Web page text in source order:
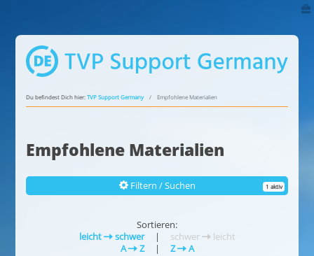
Du befindest Dich hier:TVP Support Germany Empfohlene Materialien
Empfohlene Materialien
Filtern / Suchen 1 aktiv
Sortieren:
leicht
schwer | schwer
leicht
A
Z | Z
A